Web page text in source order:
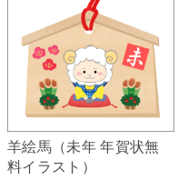
羊絵馬（未年 年賀状無
料イラスト）